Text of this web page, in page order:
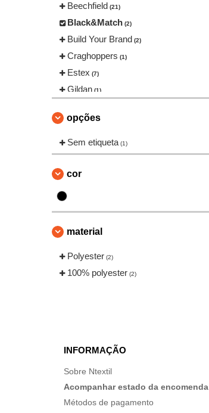
Beechfield (21)
Black&Match (2)
Build Your Brand (2)
Craghoppers (1)
Estex (7)
Gildan (1)
Karlowsky
Korntex (3)
Larkwood (3)
Mumbles
Roly Workwear
Splashmacs (1)
opções
Sem etiqueta (1)
cor
material
Polyester (2)
100% polyester (2)
INFORMAÇÃO
Sobre Ntextil
Acompanhar estado da encomenda
Métodos de pagamento